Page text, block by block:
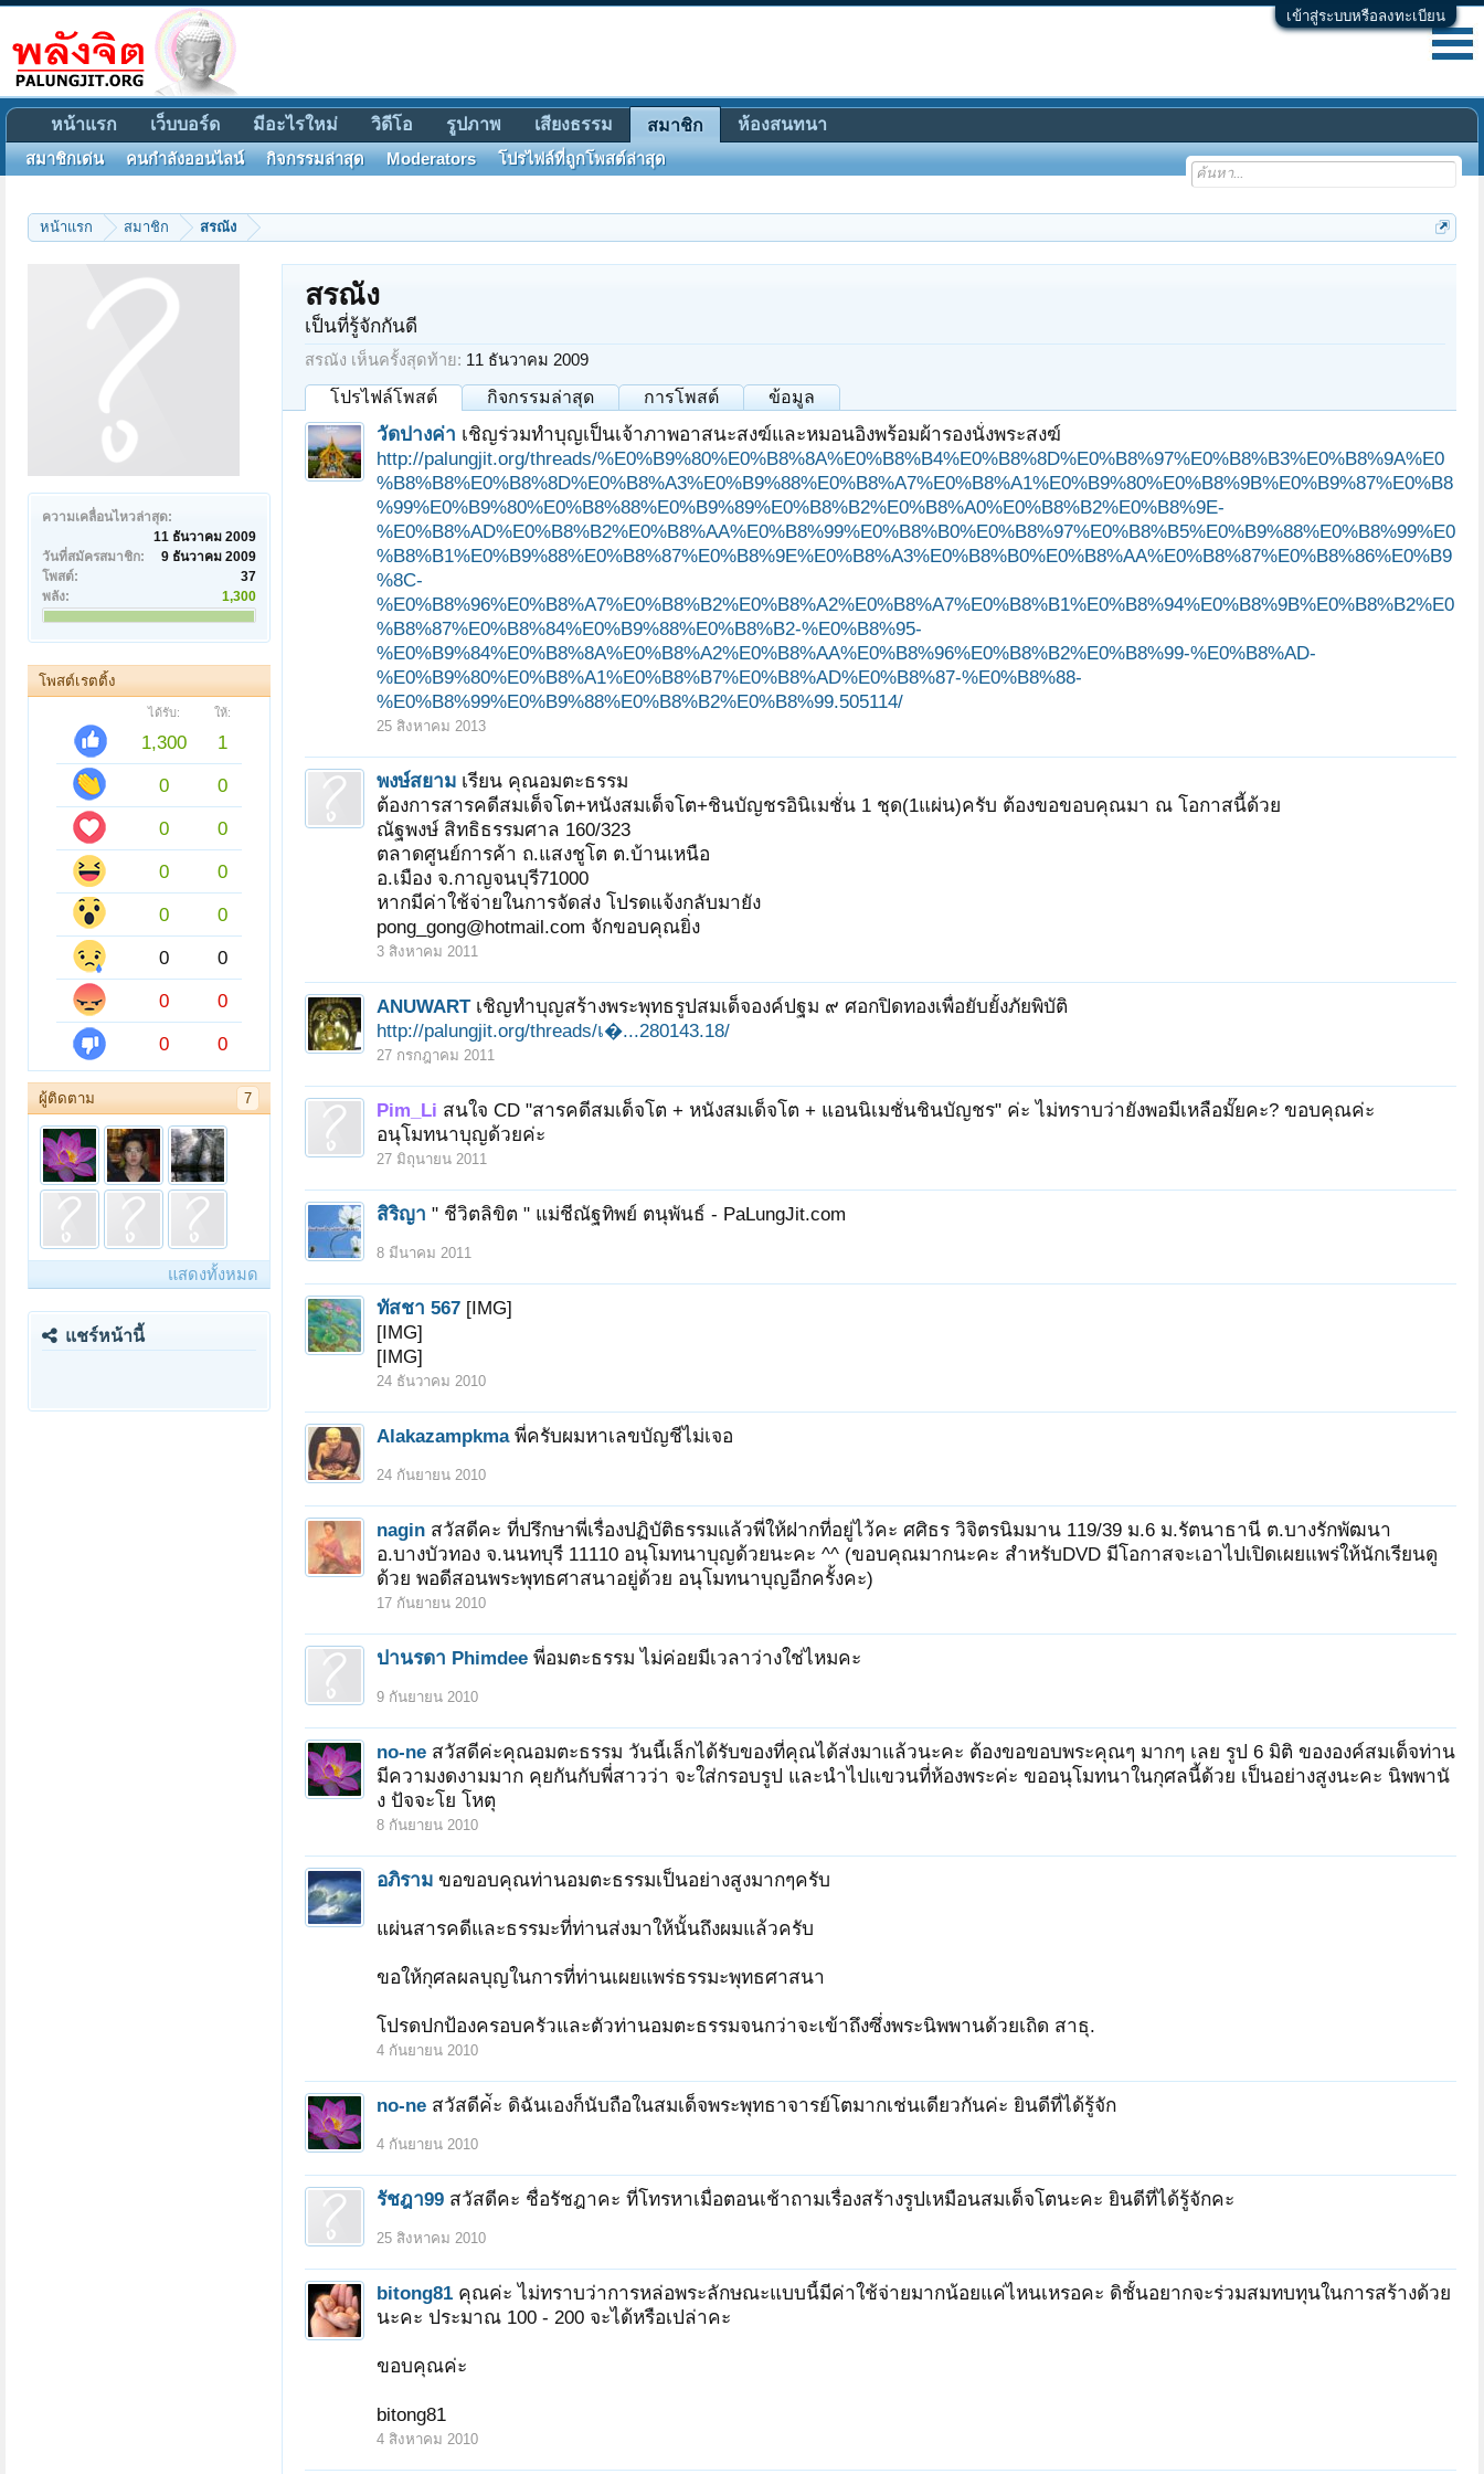
เข้าสู่ระบบหรือลงทะเบียน
หน้าแรก สมาชิก สรณัง
ความเคลื่อนไหวล่าสุด:
11 ธันวาคม 2009
วันที่สมัครสมาชิก:
9 ธันวาคม 2009
โพสต์:
37
พลัง:
1,300
โพสต์เรตติ้ง
ได้รับ: ให้:
1,300
1
0
0
0
0
0
0
0
0
0
0
0
0
0
0
ผู้ติดตาม 7
แสดงทั้งหมด
แชร์หน้านี้
สรณัง
เป็นที่รู้จักกันดี
สรณัง เห็นครั้งสุดท้าย: 11 ธันวาคม 2009
โปรไฟล์โพสต์ กิจกรรมล่าสุด การโพสต์ ข้อมูล
วัดปางค่า เชิญร่วมทำบุญเป็นเจ้าภาพอาสนะสงฆ์และหมอนอิงพร้อมผ้ารองนั่งพระสงฆ์
http://palungjit.org/threads/%E0%B9%80%E0%B8%8A%E0%B8%B4%E0%B8%8D%E0%B8%97%E0%B8%B3%E0%B8%9A%E0
%B8%B8%E0%B8%8D%E0%B8%A3%E0%B9%88%E0%B8%A7%E0%B8%A1%E0%B9%80%E0%B8%9B%E0%B9%87%E0%B8
%99%E0%B9%80%E0%B8%88%E0%B9%89%E0%B8%B2%E0%B8%A0%E0%B8%B2%E0%B8%9E-
%E0%B8%AD%E0%B8%B2%E0%B8%AA%E0%B8%99%E0%B8%B0%E0%B8%97%E0%B8%B5%E0%B9%88%E0%B8%99%E0
%B8%B1%E0%B9%88%E0%B8%87%E0%B8%9E%E0%B8%A3%E0%B8%B0%E0%B8%AA%E0%B8%87%E0%B8%86%E0%B9
%8C-
%E0%B8%96%E0%B8%A7%E0%B8%B2%E0%B8%A2%E0%B8%A7%E0%B8%B1%E0%B8%94%E0%B8%9B%E0%B8%B2%E0
%B8%87%E0%B8%84%E0%B9%88%E0%B8%B2-%E0%B8%95-
%E0%B9%84%E0%B8%8A%E0%B8%A2%E0%B8%AA%E0%B8%96%E0%B8%B2%E0%B8%99-%E0%B8%AD-
%E0%B9%80%E0%B8%A1%E0%B8%B7%E0%B8%AD%E0%B8%87-%E0%B8%88-
%E0%B8%99%E0%B9%88%E0%B8%B2%E0%B8%99.505114/
25 สิงหาคม 2013
พงษ์สยาม เรียน คุณอมตะธรรม
ต้องการสารคดีสมเด็จโต+หนังสมเด็จโต+ชินบัญชรอินิเมชั่น 1 ชุด(1แผ่น)ครับ ต้องขอขอบคุณมา ณ โอกาสนี้ด้วย
ณัฐพงษ์ สิทธิธรรมศาล 160/323
ตลาดศูนย์การค้า ถ.แสงชูโต ต.บ้านเหนือ
อ.เมือง จ.กาญจนบุรี71000
หากมีค่าใช้จ่ายในการจัดส่ง โปรดแจ้งกลับมายัง
pong_gong@hotmail.com จักขอบคุณยิ่ง
3 สิงหาคม 2011
ANUWART เชิญทำบุญสร้างพระพุทธรูปสมเด็จองค์ปฐม ๙ ศอกปิดทองเพื่อยับยั้งภัยพิบัติ
http://palungjit.org/threads/เ�...280143.18/
27 กรกฎาคม 2011
Pim_Li สนใจ CD "สารคดีสมเด็จโต + หนังสมเด็จโต + แอนนิเมชั่นชินบัญชร" ค่ะ ไม่ทราบว่ายังพอมีเหลือมั๊ยคะ? ขอบคุณค่ะ
อนุโมทนาบุญด้วยค่ะ
27 มิถุนายน 2011
สิริญา " ชีวิตลิขิต " แม่ชีณัฐทิพย์ ตนุพันธ์ - PaLungJit.com
8 มีนาคม 2011
ทัสชา 567 [IMG]
[IMG]
[IMG]
24 ธันวาคม 2010
Alakazampkma พี่ครับผมหาเลขบัญชีไม่เจอ
24 กันยายน 2010
nagin สวัสดีคะ ที่ปรึกษาพี่เรื่องปฏิบัติธรรมแล้วพี่ให้ฝากที่อยู่ไว้คะ ศศิธร วิจิตรนิมมาน 119/39 ม.6 ม.รัตนาธานี ต.บางรักพัฒนา
อ.บางบัวทอง จ.นนทบุรี 11110 อนุโมทนาบุญด้วยนะคะ ^^ (ขอบคุณมากนะคะ สำหรับDVD มีโอกาสจะเอาไปเปิดเผยแพร่ให้นักเรียนดู
ด้วย พอดีสอนพระพุทธศาสนาอยู่ด้วย อนุโมทนาบุญอีกครั้งคะ)
17 กันยายน 2010
ปานรดา Phimdee พี่อมตะธรรม ไม่ค่อยมีเวลาว่างใช่ไหมคะ
9 กันยายน 2010
no-ne สวัสดีค่ะคุณอมตะธรรม วันนี้เล็กได้รับของที่คุณได้ส่งมาแล้วนะคะ ต้องขอขอบพระคุณๆ มากๆ เลย รูป 6 มิติ ขององค์สมเด็จท่าน
มีความงดงามมาก คุยกันกับพี่สาวว่า จะใส่กรอบรูป และนำไปแขวนที่ห้องพระค่ะ ขออนุโมทนาในกุศลนี้ด้วย เป็นอย่างสูงนะคะ นิพพานั
ง ปัจจะโย โหตุ
8 กันยายน 2010
อภิราม ขอขอบคุณท่านอมตะธรรมเป็นอย่างสูงมากๆครับ
แผ่นสารคดีและธรรมะที่ท่านส่งมาให้นั้นถึงผมแล้วครับ
ขอให้กุศลผลบุญในการที่ท่านเผยแพร่ธรรมะพุทธศาสนา
โปรดปกป้องครอบครัวและตัวท่านอมตะธรรมจนกว่าจะเข้าถึงซึ่งพระนิพพานด้วยเถิด สาธุ.
4 กันยายน 2010
no-ne สวัสดีค่ัะ ดิฉันเองก็นับถือในสมเด็จพระพุทธาจารย์โตมากเช่นเดียวกันค่ะ ยินดีที่ได้รู้จัก
4 กันยายน 2010
รัชฎา99 สวัสดีคะ ชื่อรัชฎาคะ ที่โทรหาเมื่อตอนเช้าถามเรื่องสร้างรูปเหมือนสมเด็จโตนะคะ ยินดีที่ได้รู้จักคะ
25 สิงหาคม 2010
bitong81 คุณค่ะ ไม่ทราบว่าการหล่อพระลักษณะแบบนี้มีค่าใช้จ่ายมากน้อยแค่ไหนเหรอคะ ดิชั้นอยากจะร่วมสมทบทุนในการสร้างด้วย
นะคะ ประมาณ 100 - 200 จะได้หรือเปล่าคะ
ขอบคุณค่ะ
bitong81
4 สิงหาคม 2010
หน้าแรก เว็บบอร์ด มีอะไรใหม่ วิดีโอ รูปภาพ เสียงธรรม สมาชิก
สมาชิกเด่น คนกำลังออนไลน์ กิจกรรมล่าสุด Moderators โปรไฟล์ที่ถูกโพสต์ล่าสุด
ห้องสนทนา